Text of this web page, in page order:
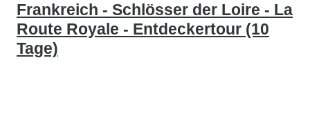
Frankreich - Schlösser der Loire - La
Route Royale - Entdeckertour (10
Tage)